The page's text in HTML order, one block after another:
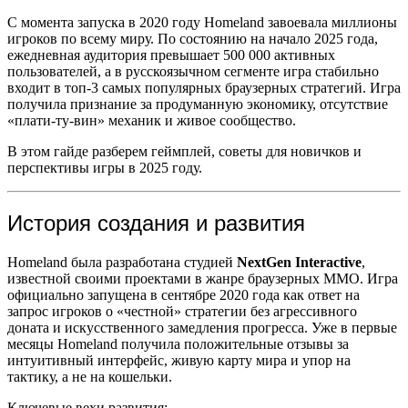
С момента запуска в 2020 году Homeland завоевала миллионы
игроков по всему миру. По состоянию на начало 2025 года,
ежедневная аудитория превышает 500 000 активных
пользователей, а в русскоязычном сегменте игра стабильно
входит в топ-3 самых популярных браузерных стратегий. Игра
получила признание за продуманную экономику, отсутствие
«плати-ту-вин» механик и живое сообщество.
В этом гайде разберем геймплей, советы для новичков и
перспективы игры в 2025 году.
История создания и развития
Homeland была разработана студией NextGen Interactive,
известной своими проектами в жанре браузерных MMO. Игра
официально запущена в сентябре 2020 года как ответ на
запрос игроков о «честной» стратегии без агрессивного
доната и искусственного замедления прогресса. Уже в первые
месяцы Homeland получила положительные отзывы за
интуитивный интерфейс, живую карту мира и упор на
тактику, а не на кошельки.